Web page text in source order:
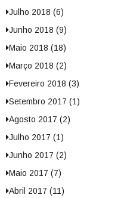
Julho 2018 (6)
Junho 2018 (9)
Maio 2018 (18)
Março 2018 (2)
Fevereiro 2018 (3)
Setembro 2017 (1)
Agosto 2017 (2)
Julho 2017 (1)
Junho 2017 (2)
Maio 2017 (7)
Abril 2017 (11)